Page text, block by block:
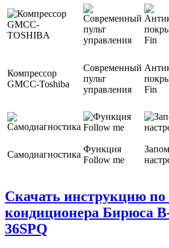
Компрессор
GMCC-Toshiba
Современный
пульт
управления
Fin
Самодиагностика
Функция
Follow me
Скачать инструкцию по
кондиционера Бирюса
36SPQ